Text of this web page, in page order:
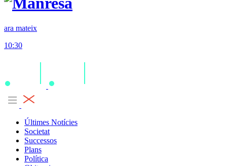
ara mateix
10:30
Últimes Notícies
Societat
Successos
Plans
Política